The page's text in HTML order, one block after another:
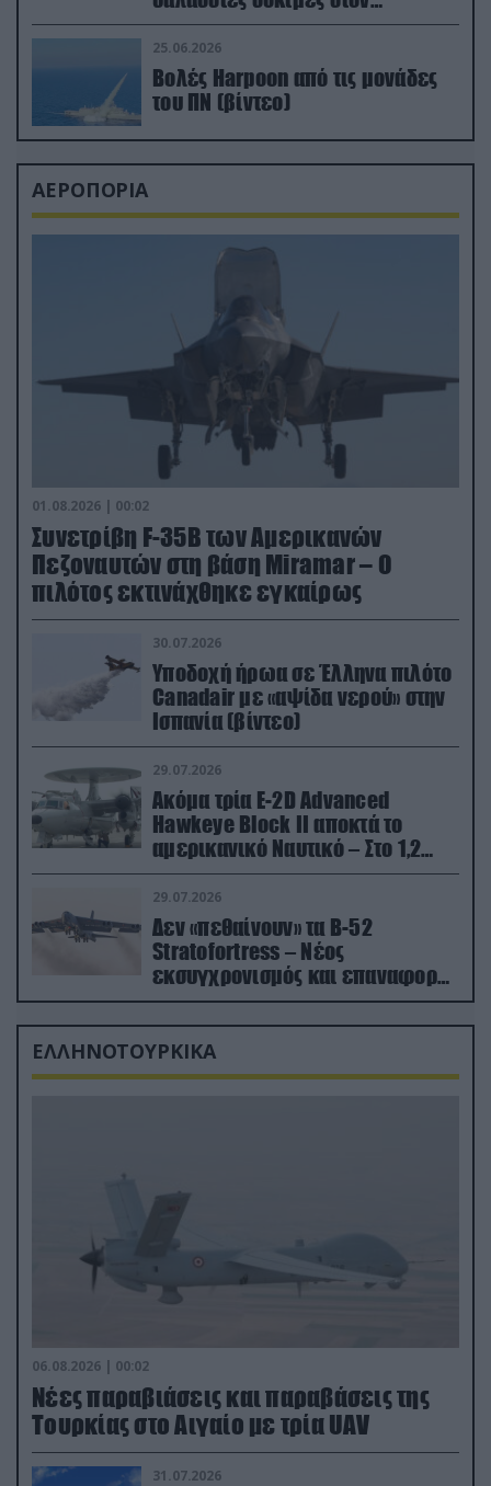
απαιτητικό Βισκαϊκό
25.06.2026
Βολές Harpoon από τις μονάδες
του ΠΝ (βίντεο)
ΑΕΡΟΠΟΡΙΑ
01.08.2026 | 00:02
Συνετρίβη F-35B των Αμερικανών
Πεζοναυτών στη βάση Miramar – Ο
πιλότος εκτινάχθηκε εγκαίρως
30.07.2026
Υποδοχή ήρωα σε Έλληνα πιλότο
Canadair με «αψίδα νερού» στην
Ισπανία (βίντεο)
29.07.2026
Ακόμα τρία E-2D Advanced
Hawkeye Block II αποκτά το
αμερικανικό Ναυτικό – Στο 1,2
δισ.δολάρια το κόστος
29.07.2026
Δεν «πεθαίνουν» τα Β-52
Stratofortress – Νέος
εκσυγχρονισμός και επαναφορά
από τα «νεκροταφεία»
ΕΛΛΗΝΟΤΟΥΡΚΙΚΑ
06.08.2026 | 00:02
Νέες παραβιάσεις και παραβάσεις της
Τουρκίας στο Αιγαίο με τρία UAV
31.07.2026